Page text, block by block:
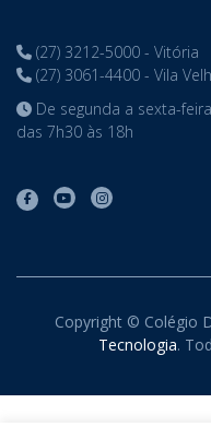
(27) 3212-5000 - Vitória
(27) 3061-4400 - Vila
De segunda a sexta-
das 7h30 às 18h
Copyright © Colégio
Tecnologia.